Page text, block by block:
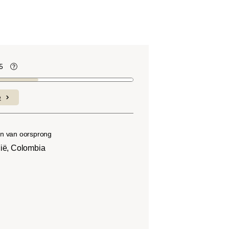
Koffiebonen bevatten, net als veel ander
van verschillende factoren, zoals het
herkomst en vooral het brandproces.
van oorsprong
Colombia